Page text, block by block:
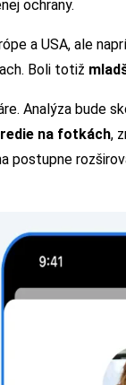
ochrany.
a USA, ale
Boli totiž
Analýza bude
na fotkách,
postupne